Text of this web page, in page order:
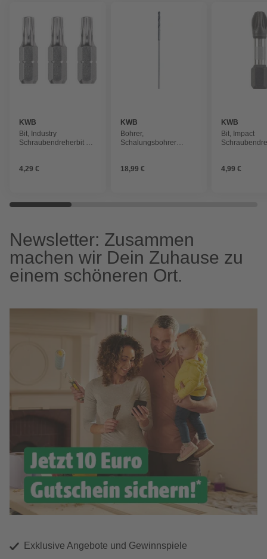
KWB
Bit, Industry
Schraubendreherbit 25
4,29 €
KWB
Bohrer,
Schalungsbohrer
18,99 €
KWB
Bit, Impact
4,99 €
Newsletter: Zusammen
machen wir Dein Zuhause zu
einem schöneren Ort.
Exklusive Angebote und Gewinnspiele